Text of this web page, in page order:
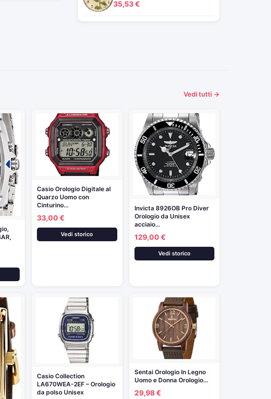
35,53 €
Vedi tutti →
Casio Orologio Digitale al
Quarzo Uomo con
Cinturino…
33,00 €
Vedi storico
Invicta 8926OB Pro Diver
Orologio da Unisex
acciaio…
129,00 €
Vedi storico
Casio Collection
LA670WEA-2EF – Orologio
da polso Unisex
Sentai Orologio In Legno
Uomo e Donna Orologio…
29,98 €